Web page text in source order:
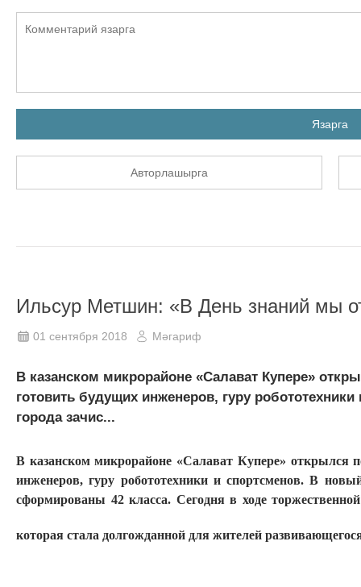
Язарга
Авторлашырга
Ильсур Метшин: «В День знаний мы
01 сентября 2018 Мәгариф
В казанском микрорайоне «Салават Купере»
готовить будущих инженеров, гуру
города зачис...
В казанском микрорайоне «Салават Купере» открылся
инженеров, гуру робототехники и спортсменов. В
сформированы 42 класса. Сегодня в ходе
которая стала долгожданной для жителей